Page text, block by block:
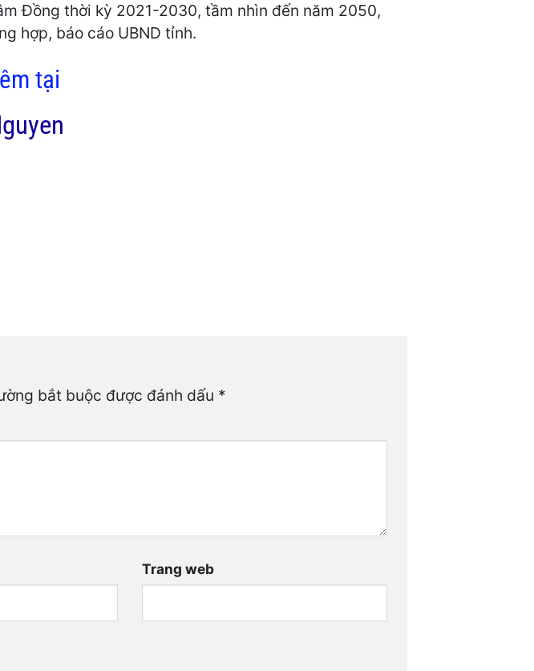
Đồng thời kỳ 2021-2030, tầm nhìn đến năm 2050,
hợp, báo cáo UBND tỉnh.
tại
bắt buộc được đánh dấu *
Trang web